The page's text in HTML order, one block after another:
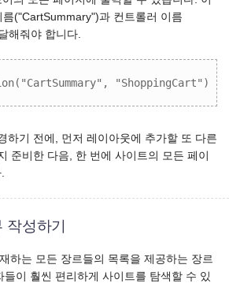
("CartSummary")과 컨트롤러 이름
해줘야 합니다.
"ShoppingCart")
하기 전에, 먼저 레이아웃에 추가할 또 다른
준비한 다음, 한 번에 사이트의 모든 페이
작성하기
하는 모든 장르들의 목록을 제공하는 장르
이 훨씬 편리하게 사이트를 탐색할 수 있